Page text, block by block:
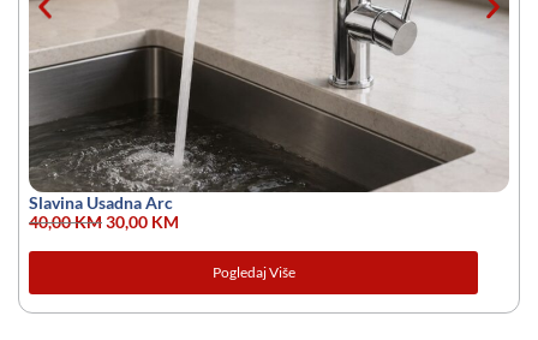
Slavina Usadna Arc
40,00KM30,00 KM
Pogledaj Više